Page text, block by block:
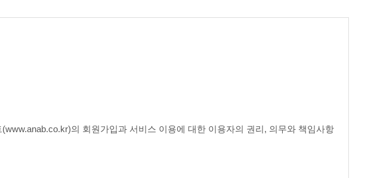
의 회원가입과 서비스 이용에 대한 이용자의 권리, 의무와 책임사항